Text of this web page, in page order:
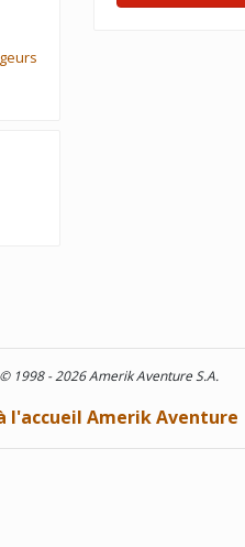
1998 - 2026 Amerik Aventure S.A.
l'accueil Amerik Aventure